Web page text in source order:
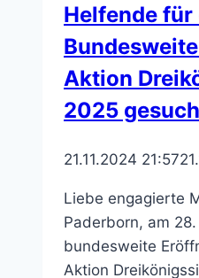
zeigen
Helfende für
Aktion
2025
21.11.2024 21:57
Liebe engagierte
Paderborn, am
bundesweite
Aktion